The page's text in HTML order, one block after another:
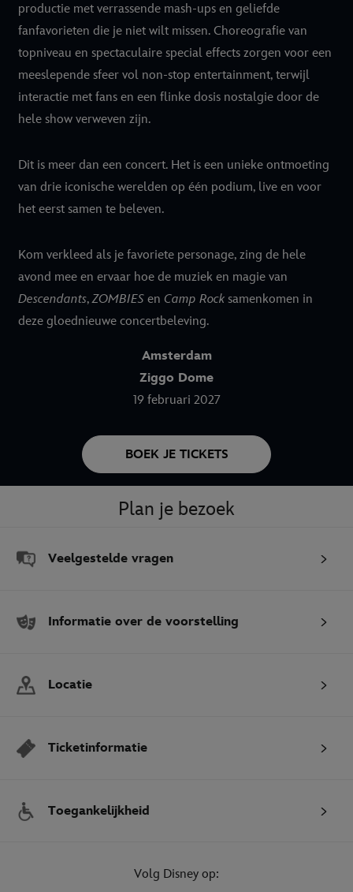
productie met verrassende mash-ups en geliefde
fanfavorieten die je niet wilt missen. Choreografie van
topniveau en spectaculaire special effects zorgen voor een
meeslepende sfeer vol non-stop entertainment, terwijl
interactie met fans en een flinke dosis nostalgie door de
hele show verweven zijn.
Dit is meer dan een concert. Het is een unieke ontmoeting
van drie iconische werelden op één podium, live en voor
het eerst samen te beleven.
Kom verkleed als je favoriete personage, zing de hele
avond mee en ervaar hoe de muziek en magie van
Descendants,ZOMBIES en Camp Rock samenkomen in
deze gloednieuwe concertbeleving.
Amsterdam
Ziggo Dome
19 februari 2027
BOEK JE TICKETS
Plan je bezoek
Veelgestelde vragen
Informatie over de voorstelling
Locatie
Ticketinformatie
Toegankelijkheid
Volg Disney op: